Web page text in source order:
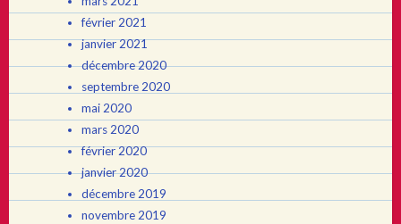
février 2021
janvier 2021
décembre 2020
septembre 2020
mai 2020
mars 2020
février 2020
janvier 2020
décembre 2019
novembre 2019